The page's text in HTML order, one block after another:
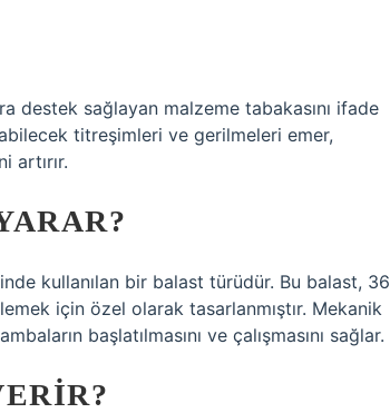
destek sağlayan malzeme tabakasını ifade
titreşimleri ve gerilmeleri emer,
artırır.
kullanılan bir balast türüdür. Bu balast, 36
için özel olarak tasarlanmıştır. Mekanik
başlatılmasını ve çalışmasını sağlar.